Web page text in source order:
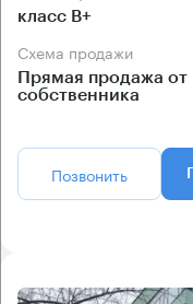
класс B+
Схема продажи
Прямая продажа от
собственника
Позвонить